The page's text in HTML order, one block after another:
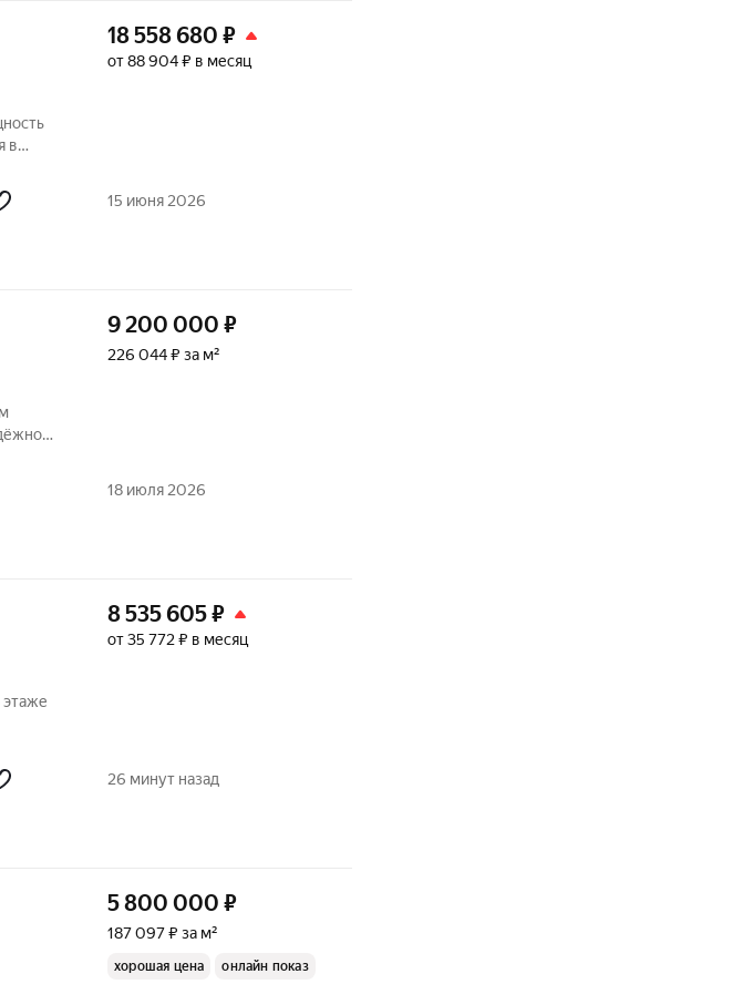
в
18 558 680 ₽
от 88 904 ₽ в месяц
15 июня 2026
дома,
9 200 000 ₽
226 044 ₽ за м²
18 июля 2026
этаже
8 535 605₽
от 35 772 ₽ в месяц
26 минут назад
5 800 000 ₽
187 097 ₽ за м²
хорошая цена
онлайн показ